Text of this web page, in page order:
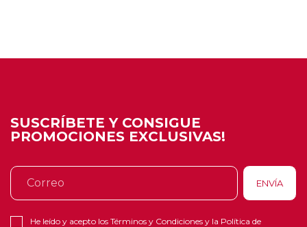
SUSCRÍBETE Y CONSIGUE
PROMOCIONES EXCLUSIVAS!
He leído y acepto los Términos y Condiciones y la Política de